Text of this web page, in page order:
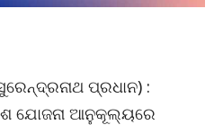
ପ୍ରଧାନ) :
ଯୋଜନା ଆନୁକୂଲ୍ୟରେ